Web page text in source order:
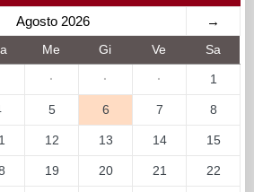
Agosto 2026 →
Me Gi Ve Sa
· · · 1
5 6 7 8
12 13 14 15
19 20 21 22